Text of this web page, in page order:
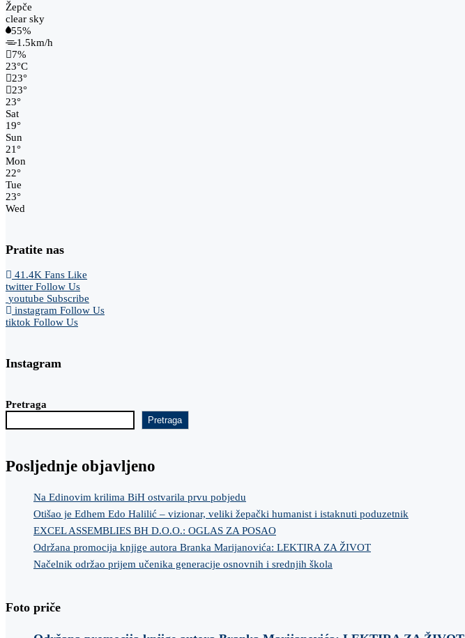
Žepče
clear sky
55%
1.5km/h
7%
23°C
23°
23°
23°
Sat
19°
Sun
21°
Mon
22°
Tue
23°
Wed
Pratite nas
41.4K Fans Like
twitter Follow Us
youtube Subscribe
instagram Follow Us
tiktok Follow Us
Instagram
Pretraga
Pretraga
Posljednje objavljeno
Na Edinovim krilima BiH ostvarila prvu pobjedu
Otišao je Edhem Edo Halilić – vizionar, veliki žepački humanist i istaknuti poduzetnik
EXCEL ASSEMBLIES BH D.O.O.: OGLAS ZA POSAO
Održana promocija knjige autora Branka Marijanovića: LEKTIRA ZA ŽIVOT
Načelnik održao prijem učenika generacije osnovnih i srednjih škola
Foto priče